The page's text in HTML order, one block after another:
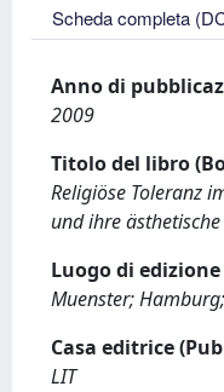
Scheda completa
Anno di
2009
Titolo del libro
Religiöse Toleranz
und ihre
Luogo di
Muenster;
Casa editrice
LIT